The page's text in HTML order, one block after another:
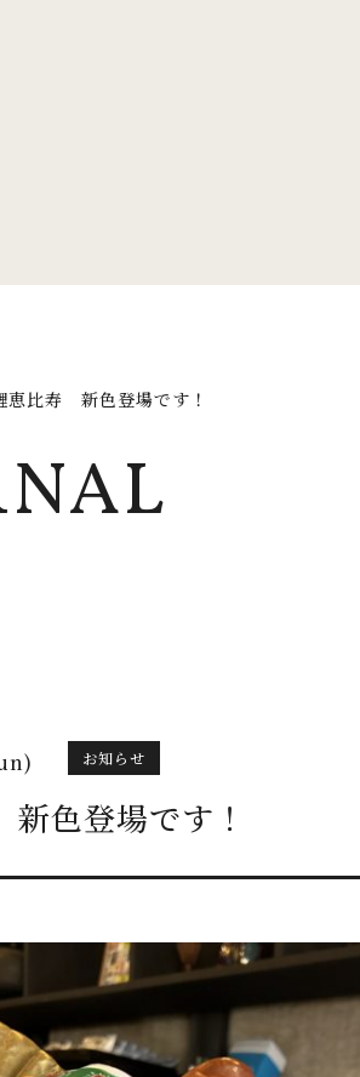
恵比寿 新色登場です！
お知らせ
色登場です！